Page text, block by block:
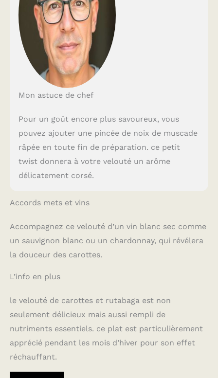
Mon astuce de chef
Pour un goût encore plus savoureux, vous
pouvez ajouter une pincée de noix de muscade
râpée en toute fin de préparation. ce petit
twist donnera à votre velouté un arôme
délicatement corsé.
Accords mets et vins
Accompagnez ce velouté d’un vin blanc sec comme
un sauvignon blanc ou un chardonnay, qui révélera
la douceur des carottes.
L’info en plus
le velouté de carottes et rutabaga est non
seulement délicieux mais aussi rempli de
nutriments essentiels. ce plat est particulièrement
apprécié pendant les mois d’hiver pour son effet
réchauffant.